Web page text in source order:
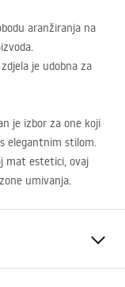
aranžiranja na
je udobna za
je izbor za one koji
elegantnim stilom.
mat estetici, ovaj
umivanja.